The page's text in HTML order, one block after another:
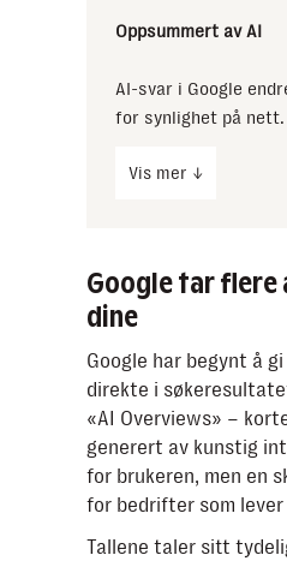
Oppsummert av AI
AI-svar i Google
for synlighet på nett.
klikkraten på vanlige
rekker å klikke seg
finnes det
innhold med klare
og vise troverdighet
kildene AI trekker
Men SEO alene er
kombinere det med
Google Ads, særlig
søkekampanjer, får
synlighet, beskytter
Vis mer ↓
Google tar flere
dine
Google har begynt å
direkte i
«AI Overviews» –
generert av kunstig
for brukeren, men en
for bedrifter som
Tallene taler sitt